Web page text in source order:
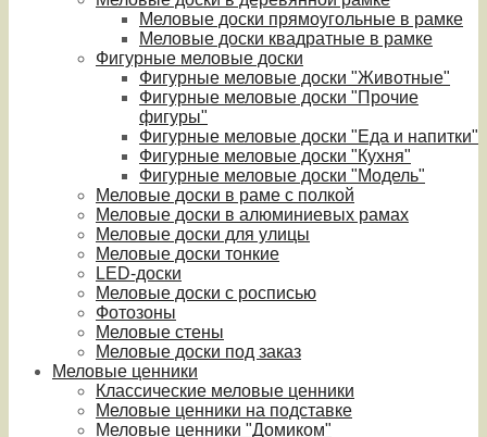
Меловые доски прямоугольные в рамке
Меловые доски квадратные в рамке
Фигурные меловые доски
Фигурные меловые доски "Животные"
Фигурные меловые доски "Прочие
фигуры"
Фигурные меловые доски "Еда и напитки"
Фигурные меловые доски "Кухня"
Фигурные меловые доски "Модель"
Меловые доски в раме с полкой
Меловые доски в алюминиевых рамах
Меловые доски для улицы
Меловые доски тонкие
LED-доски
Меловые доски с росписью
Фотозоны
Меловые стены
Меловые доски под заказ
Меловые ценники
Классические меловые ценники
Меловые ценники на подставке
Меловые ценники "Домиком"